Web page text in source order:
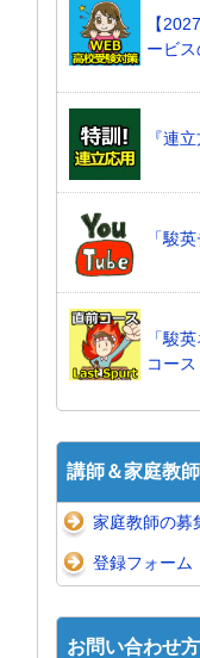
【
ービス
『連
「駿
「駿
コース
講師＆家庭教
家庭教師の募
登録フォーム
お問い合わせ